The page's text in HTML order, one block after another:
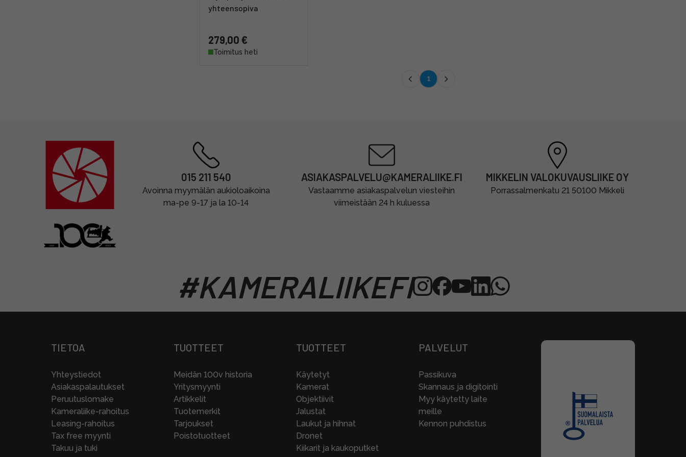
yhteensopiva
279,00 €
Toimitus heti
1
015 211 540
Avoinna myymälän aukioloaikoina
ma-pe 9-17 ja la 10-14
ASIAKASPALVELU@KAMERALIIKE.FI
Vastaamme asiakaspalvelun viesteihin
viimeistään 24 h kuluessa
MIKKELIN VALOKUVAUSLIIKE OY
Porrassalmenkatu 21 50100 Mikkeli
#KAMERALIIKEFI
TIETOA
Yhteystiedot
Asiakaspalautukset
Peruutuslomake
Kameraliike-rahoitus
Leasing-rahoitus
Tax free myynti
Takuu ja tuki
TUOTTEET
Meidän 100v historia
Yritysmyynti
Artikkelit
Tuotemerkit
Tarjoukset
Poistotuotteet
TUOTTEET
Käytetyt
Kamerat
Objektiivit
Jalustat
Laukut ja hihnat
Dronet
Kiikarit ja kaukoputket
PALVELUT
Passikuva
Skannaus ja digitointi
Myy käytetty laite
meille
Kennon puhdistus